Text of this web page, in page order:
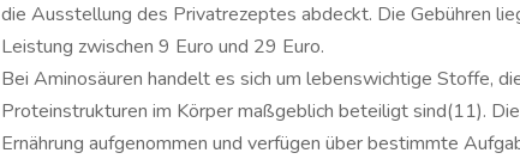
die Ausstellung des Privatrezeptes abdeckt. Die Gebühren
Leistung zwischen 9 Euro und 29 Euro.
Bei Aminosäuren handelt es sich um lebenswichtige Stoffe,
Proteinstrukturen im Körper maßgeblich beteiligt sind(11).
Ernährung aufgenommen und verfügen über bestimmte